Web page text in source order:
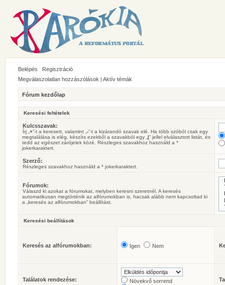
Belépés
Regisztráció
Megválaszolatlan hozzászólások | Aktív témák
Fórum kezdőlap
Keresési feltételek
Kulcsszavak:
Írj „ +”-t a keresett, valamint „ -”-t a kizárandó szavak elé. Ha több szóból csak egy
megtalálása is elég, készíts ezekből a szavakból egy „ |” jellel elválasztott listát, és
tedd az egészet zárójelek közé. Részleges szavakhoz használd a *
jokerkaraktert.
Szerző:
Részleges szavakhoz használd a * jokerkaraktert.
Fórumok:
Válaszd ki azokat a fórumokat, melyben keresni szeretnél. A keresés
automatikusan megtörténik az alfórumokban is, hacsak alább nem kapcsoltad ki
a „keresés az alfórumokban” beállítást.
Keresési beállítások
Keresés az alfórumokban: Igen Nem
Találatok rendezése:
Növekvő sorrend